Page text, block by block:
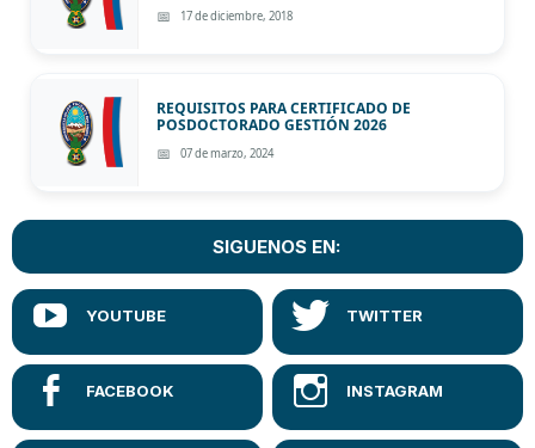
17 de diciembre, 2018
REQUISITOS PARA CERTIFICADO DE
POSDOCTORADO GESTIÓN 2026
07 de marzo, 2024
SIGUENOS EN: